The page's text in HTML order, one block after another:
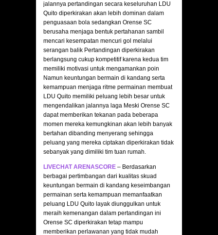
jalannya pertandingan secara keseluruhan LDU
Quito diperkirakan akan lebih dominan dalam
penguasaan bola sedangkan Orense SC
berusaha menjaga bentuk pertahanan sambil
mencari kesempatan mencuri gol melalui
serangan balik Pertandingan diperkirakan
berlangsung cukup kompetitif karena kedua tim
memiliki motivasi untuk mengamankan poin
Namun keuntungan bermain di kandang serta
kemampuan menjaga ritme permainan membuat
LDU Quito memiliki peluang lebih besar untuk
mengendalikan jalannya laga Meski Orense SC
dapat memberikan tekanan pada beberapa
momen mereka kemungkinan akan lebih banyak
bertahan dibanding menyerang sehingga
peluang yang mereka ciptakan diperkirakan tidak
sebanyak yang dimiliki tim tuan rumah.
LIVECHAT ARENASCORE – Berdasarkan
berbagai pertimbangan dari kualitas skuad
keuntungan bermain di kandang keseimbangan
permainan serta kemampuan memanfaatkan
peluang LDU Quito layak diunggulkan untuk
meraih kemenangan dalam pertandingan ini
Orense SC diperkirakan tetap mampu
memberikan perlawanan yang tidak mudah